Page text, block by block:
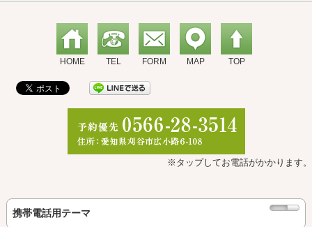
HOME TEL FORM MAP TOP
※タップしてお電話がかかります。
携帯電話用テーマ